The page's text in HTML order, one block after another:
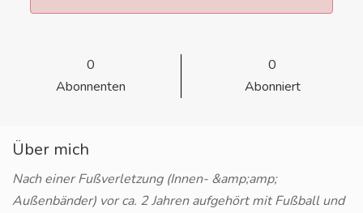
0
Abonnenten
0
Abonniert
Über mich
Nach einer Fußverletzung (Innen- &amp;amp;
Außenbänder) vor ca. 2 Jahren aufgehört mit Fußball und